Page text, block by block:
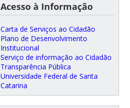
Acesso à Informação
Carta de Serviços ao Cidadão
Plano de Desenvolvimento
Institucional
Serviço de informação ao Cidadão
Transparência Pública
Universidade Federal de Santa
Catarina